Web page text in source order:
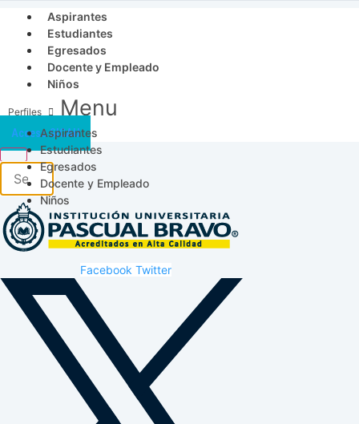
Aspirantes
Estudiantes
Egresados
Docente y Empleado
Niños
Menu
Aspirantes
Estudiantes
Egresados
Docente y Empleado
Niños
Acceso SICAU
Facebook Twitter